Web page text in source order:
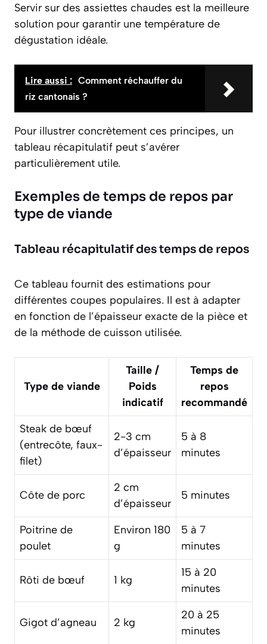
Servir sur des assiettes chaudes est la meilleure
solution pour garantir une température de
dégustation idéale.
Lire aussi : Comment réchauffer du
riz cantonais ?
Pour illustrer concrètement ces principes, un
tableau récapitulatif peut s’avérer
particulièrement utile.
Exemples de temps de repos par
type de viande
Tableau récapitulatif des temps de repos
Ce tableau fournit des estimations pour
différentes coupes populaires. Il est à adapter
en fonction de l’épaisseur exacte de la pièce et
de la méthode de cuisson utilisée.
Type de viande
Taille /
Poids
indicatif
Temps de
repos
recommandé
Steak de bœuf
(entrecôte, faux-
filet)
2-3 cm
d’épaisseur
5 à 8
minutes
Côte de porc
2 cm
d’épaisseur
5 minutes
Poitrine de
poulet
Environ 180
g
5 à 7
minutes
Rôti de bœuf 1 kg
15 à 20
minutes
Gigot d’agneau 2 kg
20 à 25
minutes